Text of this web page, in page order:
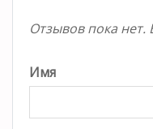
Отзывов пока
Имя